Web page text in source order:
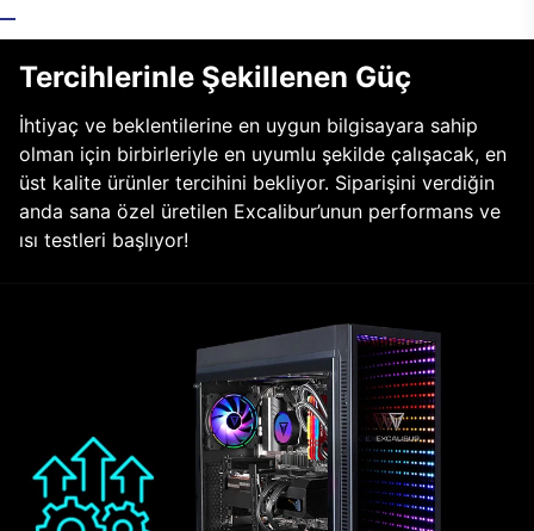
Tercihlerinle Şekillenen Güç
İhtiyaç ve beklentilerine en uygun bilgisayara sahip
olman için birbirleriyle en uyumlu şekilde çalışacak, en
üst kalite ürünler tercihini bekliyor. Siparişini verdiğin
anda sana özel üretilen Excalibur’unun performans ve
ısı testleri başlıyor!